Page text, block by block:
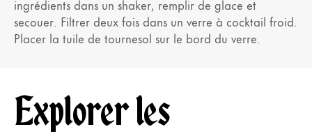
ingrédients dans un shaker, remplir de glace et
secouer. Filtrer deux fois dans un verre à cocktail froid.
Placer la tuile de tournesol sur le bord du verre.
Explorer les